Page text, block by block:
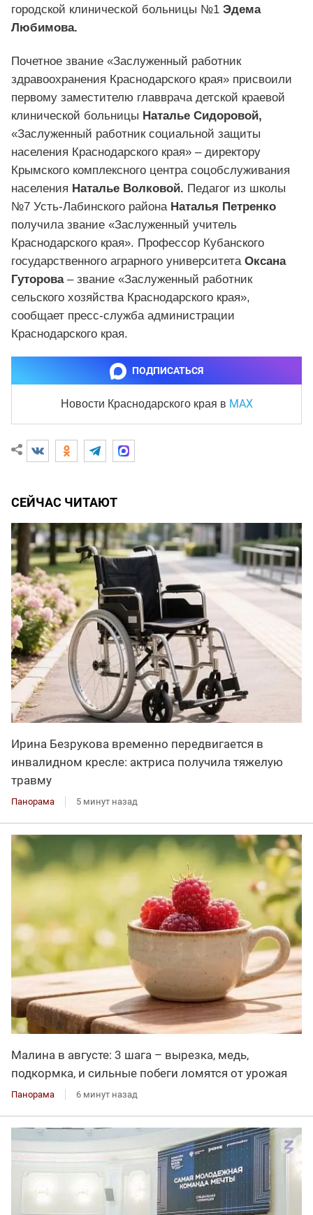
городской клинической больницы №1 Эдема
Любимова.
Почетное звание «Заслуженный работник
здравоохранения Краснодарского края» присвоили
первому заместителю главврача детской краевой
клинической больницы Наталье Сидоровой,
«Заслуженный работник социальной защиты
населения Краснодарского края» – директору
Крымского комплексного центра соцобслуживания
населения Наталье Волковой. Педагог из школы
№7 Усть-Лабинского района Наталья Петренко
получила звание «Заслуженный учитель
Краснодарского края». Профессор Кубанского
государственного аграрного университета Оксана
Гуторова– звание «Заслуженный работник
сельского хозяйства Краснодарского края»,
сообщает пресс-служба администрации
Краснодарского края.
ПОДПИСАТЬСЯ
Новости Краснодарского края в MAX
СЕЙЧАС ЧИТАЮТ
Ирина Безрукова временно передвигается в
инвалидном кресле: актриса получила тяжелую
травму
Панорама 5 минут назад
Малина в августе: 3 шага – вырезка, медь,
подкормка, и сильные побеги ломятся от урожая
Панорама 6 минут назад